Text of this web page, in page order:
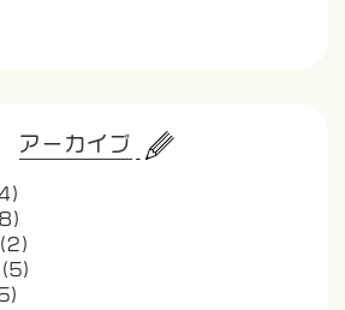
アーカイブ
(2)
(5)